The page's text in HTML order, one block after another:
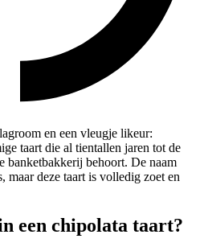
en een vleugje likeur:
taart die al tientallen jaren tot de
banketbakkerij behoort. De naam
maar deze taart is volledig zoet en
een chipolata taart?